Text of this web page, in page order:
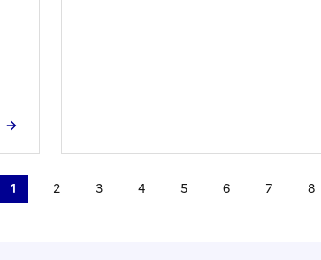
1 2 3 4 5 6 7 8